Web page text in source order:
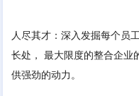
人尽其才：深入发掘每个员
长处， 最大限度的整合企业
供强劲的动力。